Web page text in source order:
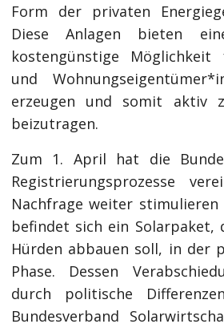
Form der privaten
Diese Anlagen bieten
kostengünstige
und
erzeugen und somit aktiv
beizutragen.
Zum 1. April hat die
Registrierungsprozesse
Nachfrage weiter
befindet sich ein Solarpaket,
Hürden abbauen soll, in der
Phase. Dessen
durch politische
Bundesverband